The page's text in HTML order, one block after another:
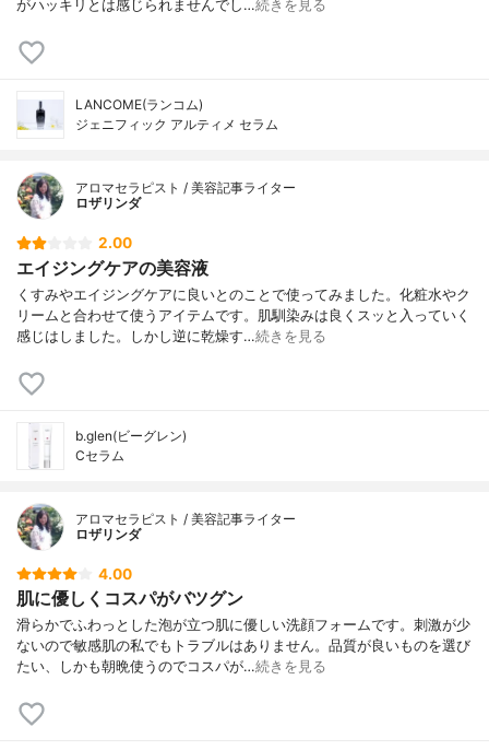
がハッキリとは感じられませんでし…続きを見る
LANCOME(ランコム)
ジェニフィック アルティメ セラム
アロマセラピスト / 美容記事ライター
ロザリンダ
2.00
エイジングケアの美容液
くすみやエイジングケアに良いとのことで使ってみました。化粧水やク
リームと合わせて使うアイテムです。肌馴染みは良くスッと入っていく
感じはしました。しかし逆に乾燥す…続きを見る
b.glen(ビーグレン)
Cセラム
アロマセラピスト / 美容記事ライター
ロザリンダ
4.00
肌に優しくコスパがバツグン
滑らかでふわっとした泡が立つ肌に優しい洗顔フォームです。刺激が少
ないので敏感肌の私でもトラブルはありません。品質が良いものを選び
たい、しかも朝晩使うのでコスパが…続きを見る